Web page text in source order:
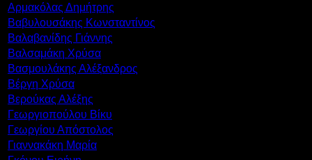
Αρμακόλας Δημήτρης
Βαβυλουσάκης Κωνσταντίνος
Βαλαβανίδης Γιάννης
Βαλσαμάκη Χρύσα
Βασμουλάκης Αλέξανδρος
Βέργη Χρύσα
Βερούκας Αλέξης
Γεωργιοπούλου Βίκυ
Γεωργίου Απόστολος
Γιαννακάκη Μαρία